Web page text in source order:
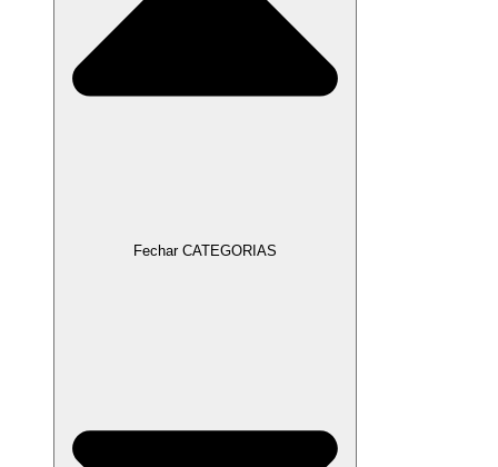
Fechar CATEGORIAS